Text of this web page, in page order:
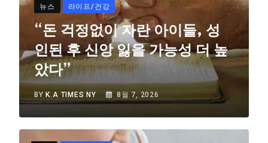
뉴스 라이프/건강
“돈 걱정없이 자란 아이들, 성
인된 후 신앙 잃을 가능성 더 높
았다”
BY K.A TIMES NY 8월 7, 2026